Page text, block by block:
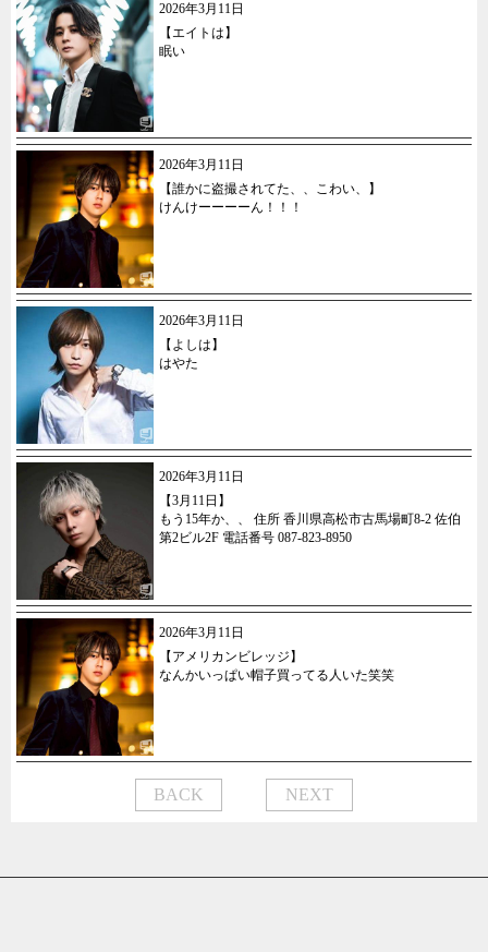
2026年3月11日
【エイトは】
眠い
2026年3月11日
【誰かに盗撮されてた、、こわい、】
けんけーーーーん！！！
2026年3月11日
【よしは】
はやた
2026年3月11日
【3月11日】
もう15年か、、 住所 香川県高松市古馬場町8-2 佐伯
第2ビル2F 電話番号 087-823-8950
2026年3月11日
【アメリカンビレッジ】
なんかいっぱい帽子買ってる人いた笑笑
BACK NEXT